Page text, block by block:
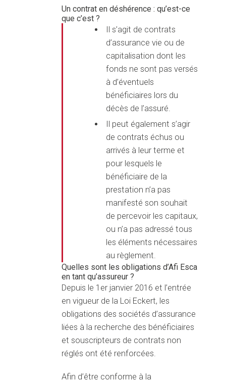
Un contrat en déshérence : qu’est-ce
que c’est ?
Il s’agit de contrats
d’assurance vie ou de
capitalisation dont les
fonds ne sont pas versés
à d’éventuels
bénéficiaires lors du
décès de l’assuré.
Il peut également s’agir
de contrats échus ou
arrivés à leur terme et
pour lesquels le
bénéficiaire de la
prestation n’a pas
manifesté son souhait
de percevoir les capitaux,
ou n’a pas adressé tous
les éléments nécessaires
au règlement.
Quelles sont les obligations d’Afi Esca
en tant qu’assureur ?
Depuis le 1er janvier 2016 et l’entrée
en vigueur de la Loi Eckert, les
obligations des sociétés d’assurance
liées à la recherche des bénéficiaires
et souscripteurs de contrats non
réglés ont été renforcées.
Afin d’être conforme à la